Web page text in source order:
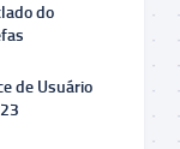
do
de Usuário